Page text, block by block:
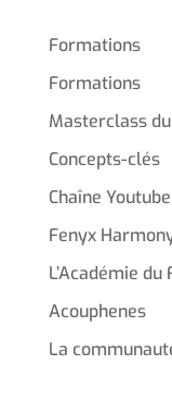
Formations
Formations
Masterclass
Concepts-clés
Chaîne Youtube
Fenyx
L’Académie du
Acouphenes
La